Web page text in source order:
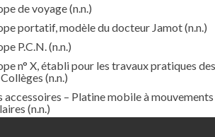
de voyage(n.n.)
portatif, modèle du docteur Jamot(n.n.)
P.C.N. (n.n.)
n° X, établi pour les travaux pratiques des
(n.n.)
accessoires – Platine mobile à mouvements
(n.n.)